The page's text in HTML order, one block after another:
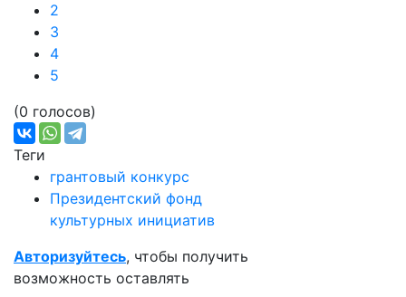
2
3
4
5
(0 голосов)
Теги
грантовый конкурс
Президентский фонд
культурных инициатив
Авторизуйтесь, чтобы получить
возможность оставлять